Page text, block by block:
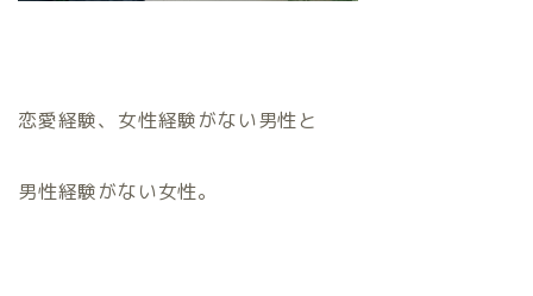
恋愛経験、女性経験がない男性と
男性経験がない女性。